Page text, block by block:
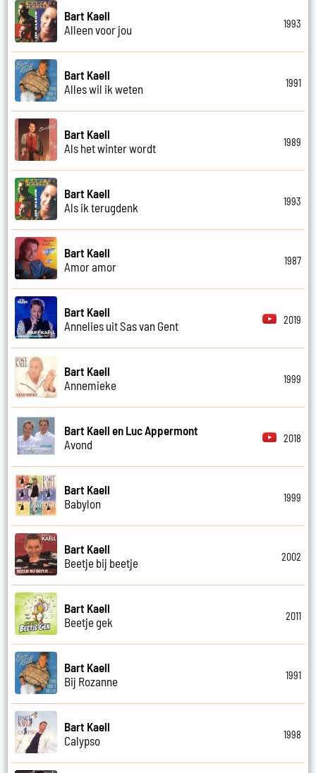
Bart Kaell
Alleen voor jou
1993
Bart Kaell
Alles wil ik weten
1991
Bart Kaell
Als het winter wordt
1989
Bart Kaell
Als ik terugdenk
1993
Bart Kaell
Amor amor
1987
Bart Kaell
Annelies uit Sas van Gent
2019
Bart Kaell
Annemieke
1999
Bart Kaell en Luc Appermont
Avond
2018
Bart Kaell
Babylon
1999
Bart Kaell
Beetje bij beetje
2002
Bart Kaell
Beetje gek
2011
Bart Kaell
Bij Rozanne
1991
Bart Kaell
Calypso
1998